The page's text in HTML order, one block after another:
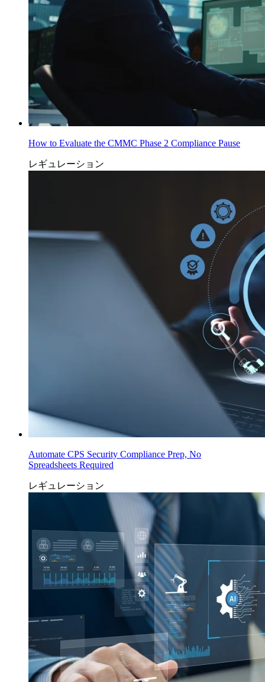
How to Evaluate the CMMC Phase 2 Compliance Pause
レギュレーション
Automate CPS Security Compliance Prep, No
Spreadsheets Required
レギュレーション